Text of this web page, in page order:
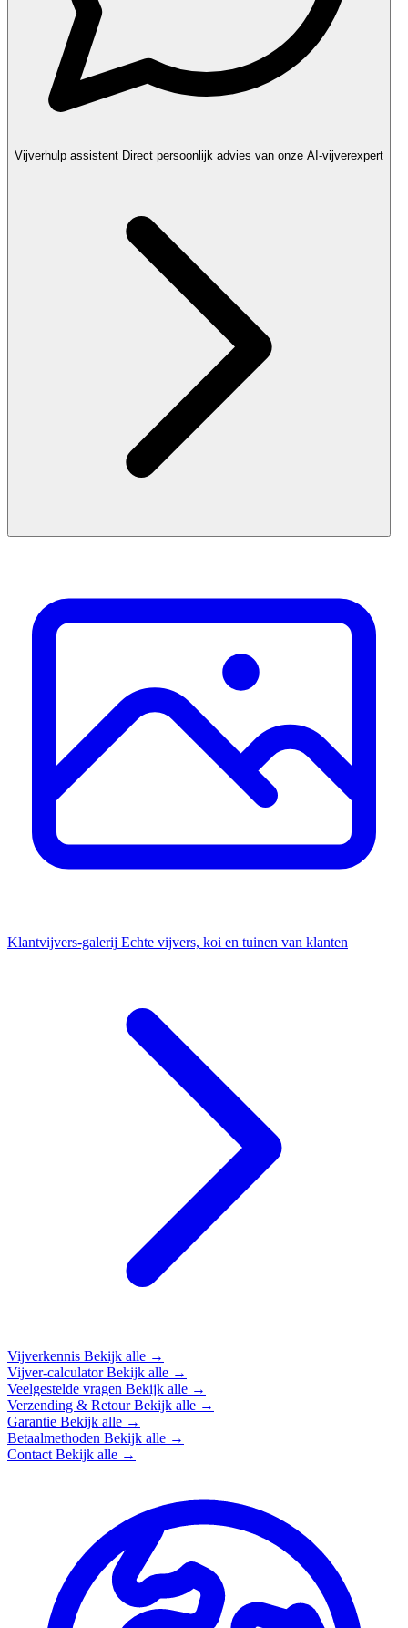
Vijverhulp assistent Direct persoonlijk advies van onze AI-vijverexpert
Klantvijvers-galerij Echte vijvers, koi en tuinen van klanten
Vijverkennis Bekijk alle →
Vijver-calculatorBekijk alle →
Veelgestelde vragen Bekijk alle →
Verzending & RetourBekijk alle →
Garantie Bekijk alle →
Betaalmethoden Bekijk alle →
Contact Bekijk alle →